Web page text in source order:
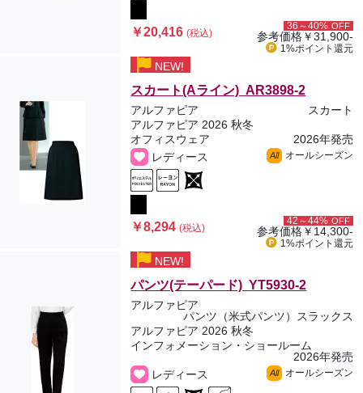
￥20,416(税込)
36～40% OFF
参考価格￥31,900-
1%ポイント 還元
NEW!
スカート(Aライン) AR3898-2
アルファピア
スカート
アルファピア 2026 秋冬
オフィスウェア
2026年発売
レディース
All オールシーズン
￥8,294(税込)
42～44% OFF
参考価格￥14,300-
1%ポイント 還元
NEW!
パンツ(テーパード) YT5930-2
アルファピア
パンツ（米式パンツ）スラックス
アルファピア 2026 秋冬
インフォメーション・ショールーム
2026年発売
レディース
All オールシーズン